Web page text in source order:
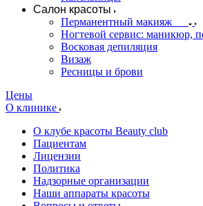
Салон красоты
Перманентный макияж
Ногтевой сервис: маникюр,
Восковая депиляция
Визаж
Ресницы и брови
Цены
О клинике
О клубе красоты Beauty club
Пациентам
Лицензии
Политика
Надзорные организации
Наши аппараты красоты